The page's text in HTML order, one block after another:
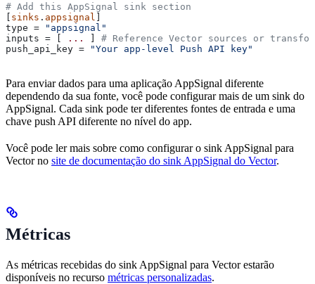
# Add this AppSignal sink section
sinks . appsignal
type =
"appsignal"
inputs = [ ...
# Reference Vector sources or
push_api_key = "Your app-level Push API key"
Para enviar dados para uma aplicação AppSignal diferente
dependendo da sua fonte, você pode configurar mais de um sink do
AppSignal. Cada sink pode ter diferentes fontes de entrada e uma
chave push API diferente no nível do app.
Você pode ler mais sobre como configurar o sink AppSignal para
Vector no site de documentação do sink AppSignal do Vector.
Métricas
As métricas recebidas do sink AppSignal para Vector estarão
disponíveis no recurso métricas personalizadas.